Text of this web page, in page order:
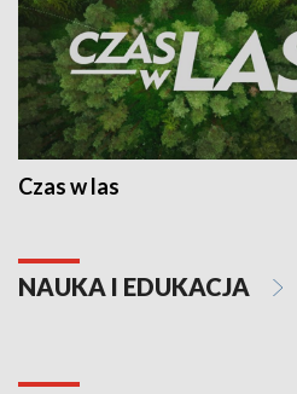
Czas w las
NAUKA I EDUKACJA